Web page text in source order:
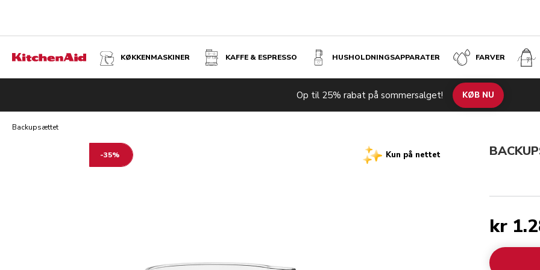
KØKKENMASKINER KAFFE & ESPRESSO HUSHOLDNINGS­APPARATER FARVER
Op til 25% rabat på sommersalget! KØB NU
Backupsættet
-35% Kun på nettet
kr